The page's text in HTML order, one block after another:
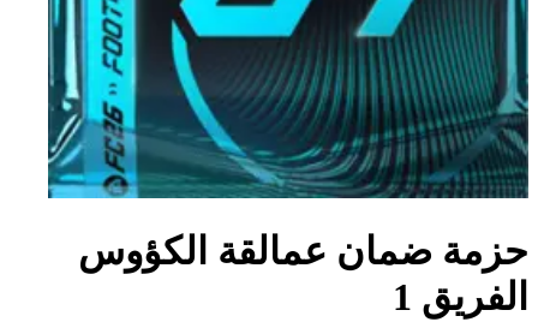
حزمة ضمان عمالقة الكؤوس
الفريق 1